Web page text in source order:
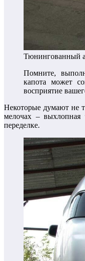
Тюнингованный
Помните,
капота может
восприятие
Некоторые думают не
мелочах – выхлопная
переделке.